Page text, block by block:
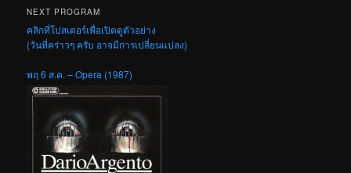
NEXT PROGRAM
คลิกที่โปสเตอร์เพื่อเปิดดูตัวอย่าง
(วันที่คร่าวๆ ครับ อาจมีการเปลี่ยนแปลง)
พฤ 6 ส.ค. – Opera (1987)